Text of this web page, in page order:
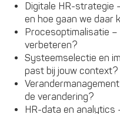
Digitale HR-strategie
en hoe gaan we daar
Procesoptimalisatie
verbeteren?
Systeemselectie en
past bij jouw context?
de verandering?
HR-data en analytics